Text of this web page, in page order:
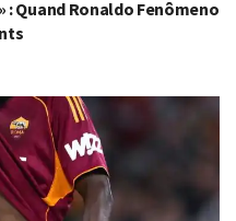
: Quand Ronaldo Fenômeno